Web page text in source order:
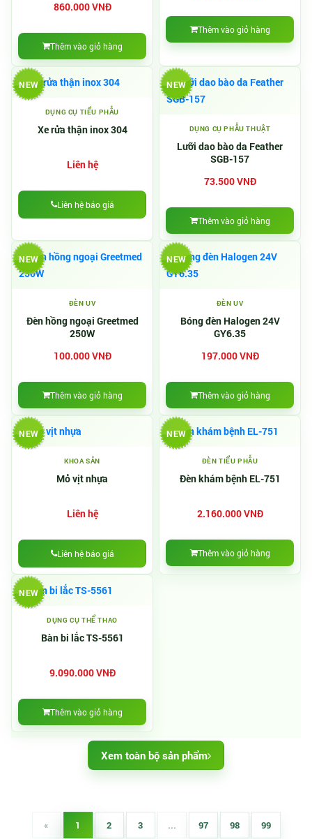
860.000 VNĐ
Thêm vào giỏ hàng
Thêm vào giỏ hàng
NEW
DỤNG CỤ TIỂU PHẪU
Xe rửa thận inox 304
Liên hệ
Liên hệ báo giá
NEW
DỤNG CỤ PHẪU THUẬT
Lưỡi dao bào da Feather
SGB-157
73.500 VNĐ
Thêm vào giỏ hàng
NEW
ĐÈN UV
Đèn hồng ngoại Greetmed
250W
100.000 VNĐ
Thêm vào giỏ hàng
NEW
ĐÈN UV
Bóng đèn Halogen 24V
GY6.35
197.000 VNĐ
Thêm vào giỏ hàng
NEW
KHOA SẢN
Mỏ vịt nhựa
Liên hệ
Liên hệ báo giá
NEW
ĐÈN TIỂU PHẪU
Đèn khám bệnh EL-751
2.160.000 VNĐ
Thêm vào giỏ hàng
NEW
DỤNG CỤ THỂ THAO
Bàn bi lắc TS-5561
9.090.000 VNĐ
Thêm vào giỏ hàng
Xem toàn bộ sản phẩm
« 1 2 3 ... 97 98 99